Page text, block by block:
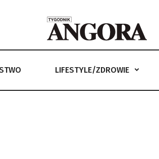
LIFESTYLE/ZDROWIE
ZDROWIE ŚWIAT/PERYSKOP